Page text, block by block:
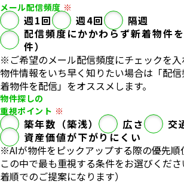
メール配信頻度
週1回 週4回
隔週
配信頻度にかかわらず新着物件
件）
※ご希望のメール配信頻度にチェックを⼊
物件情報をいち早く知りたい場合は「配
着物件を配信」をオススメします。
物件探しの
重視ポイント
築年数（築浅） 広さ
交
資産価値が下がりにくい
※AIが物件をピックアップする際の優先順
この中で最も重視する条件をお選びくだ
着順でのご提案になります）